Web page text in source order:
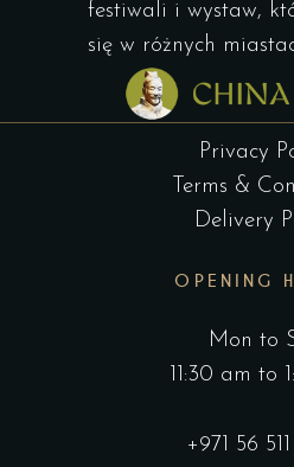
festiwali i wystaw,
się w różnych
Privacy
Terms &
Delivery
OPENING
Mon to
11:30 am to
+971 56